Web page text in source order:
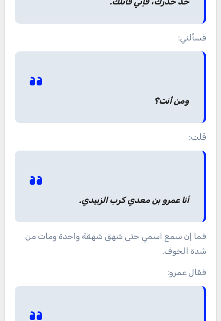
فسألني:
ومن أنت؟
قلت:
أنا عمرو بن معدي كرب الزبيدي.
فما إن سمع اسمي حتى شهق شهقة واحدة ومات من
شدة الخوف.
فقال عمرو: